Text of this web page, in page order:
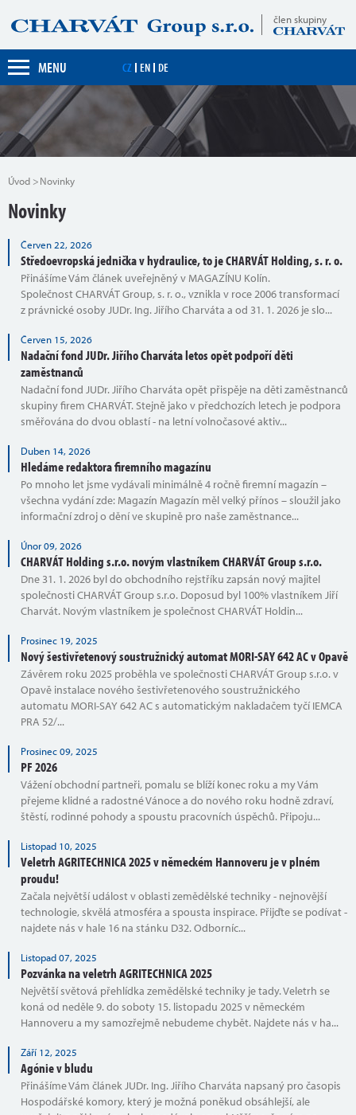
člen skupiny
MENU CZ EN DE
Úvod Novinky
Novinky
Červen 22, 2026
Středoevropská jednička v hydraulice, to je CHARVÁT Holding, s. r. o.
Přinášíme Vám článek uveřejněný v MAGAZÍNU Kolín.
Společnost CHARVÁT Group, s. r. o., vznikla v roce 2006 transformací
z právnické osoby JUDr. Ing. Jiřího Charváta a od 31. 1. 2026 je slo...
Červen 15, 2026
Nadační fond JUDr. Jiřího Charváta letos opět podpoří děti
zaměstnanců
Nadační fond JUDr. Jiřího Charváta opět přispěje na děti zaměstnanců
skupiny firem CHARVÁT. Stejně jako v předchozích letech je podpora
směřována do dvou oblastí - na letní volnočasové aktiv...
Duben 14, 2026
Hledáme redaktora firemního magazínu
Po mnoho let jsme vydávali minimálně 4 ročně firemní magazín –
všechna vydání zde: Magazín Magazín měl velký přínos – sloužil jako
informační zdroj o dění ve skupině pro naše zaměstnance...
Únor 09, 2026
CHARVÁT Holding s.r.o. novým vlastníkem CHARVÁT Group s.r.o.
Dne 31. 1. 2026 byl do obchodního rejstříku zapsán nový majitel
společnosti CHARVÁT Group s.r.o. Doposud byl 100% vlastníkem Jiří
Charvát. Novým vlastníkem je společnost CHARVÁT Holdin...
Prosinec 19, 2025
Nový šestivřetenový soustružnický automat MORI-SAY 642 AC v Opavě
Závěrem roku 2025 proběhla ve společnosti CHARVÁT Group s.r.o. v
Opavě instalace nového šestivřetenového soustružnického
automatu MORI-SAY 642 AC s automatickým nakladačem tyčí IEMCA
PRA 52/...
Prosinec 09, 2025
PF 2026
Vážení obchodní partneři, pomalu se blíží konec roku a my Vám
přejeme klidné a radostné Vánoce a do nového roku hodně zdraví,
štěstí, rodinné pohody a spoustu pracovních úspěchů. Připoju...
Listopad 10, 2025
Veletrh AGRITECHNICA 2025 v německém Hannoveru je v plném
proudu!
Začala největší událost v oblasti zemědělské techniky - nejnovější
technologie, skvělá atmosféra a spousta inspirace. Přijďte se podívat -
najdete nás v hale 16 na stánku D32. Odborníc...
Listopad 07, 2025
Pozvánka na veletrh AGRITECHNICA 2025
Největší světová přehlídka zemědělské techniky je tady. Veletrh se
koná od neděle 9. do soboty 15. listopadu 2025 v německém
Hannoveru a my samozřejmě nebudeme chybět. Najdete nás v ha...
Září 12, 2025
Agónie v bludu
Přinášíme Vám článek JUDr. Ing. Jiřího Charváta napsaný pro časopis
Hospodářské komory, který je možná poněkud obsáhlejší, ale